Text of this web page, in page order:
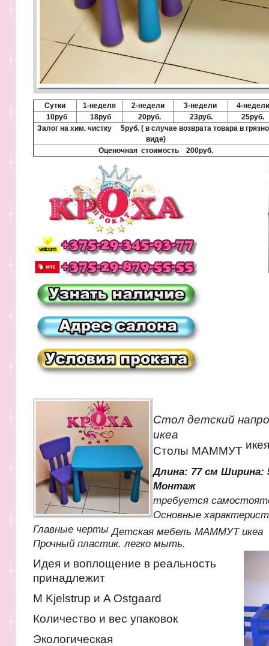
Сутки 1-неделя 2-недели 3-недели
4-недели
10руб
18руб 20руб. 23руб.
25руб.
Залог на хим. чистку 5руб. ( в случае возврата товара в
виде)
Оценочная стоимость 200руб.
Стол детский
икеа
Столы МАММУТ икея
Длина: 77 см Ширина:
Монтаж
требуется
Основные
Главные черты Детская мебель МАММУТ икеа
Прочный пластик. легко мыть.
Идея и воплощение в реальность
принадлежит
M Kjelstrup и A Ostgaard
Количество и вес упаковок
Экологическая